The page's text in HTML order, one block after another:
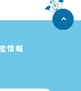
情報